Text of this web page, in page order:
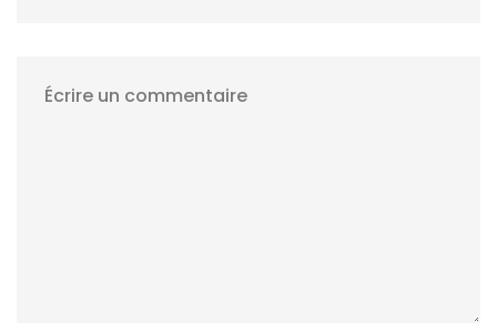
Écrire un commentaire